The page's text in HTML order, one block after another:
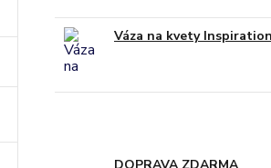
Váza na kvety